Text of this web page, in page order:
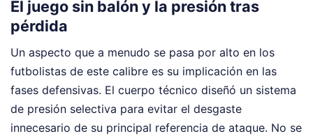
El juego sin balón y la presión tras
pérdida
Un aspecto que a menudo se pasa por alto en los
futbolistas de este calibre es su implicación en las
fases defensivas. El cuerpo técnico diseñó un sistema
de presión selectiva para evitar el desgaste
innecesario de su principal referencia de ataque. No se